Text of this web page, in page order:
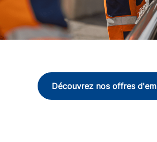
Découvrez nos offres